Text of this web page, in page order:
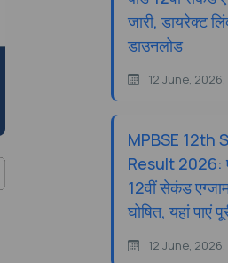
जारी, डायरेक्ट
डाउनलोड
12 June,
MPBSE 12th
Result 2026:
12वीं सेकंड
घोषित, यहां पाएं
12 June, 2026,